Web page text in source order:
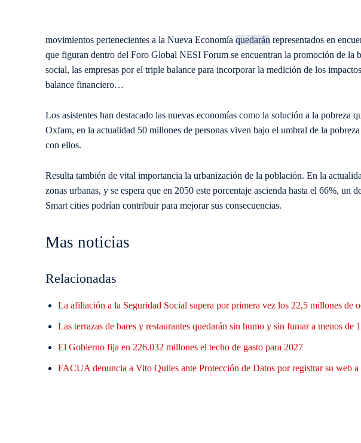
movimientos pertenecientes a la Nueva Economía quedarán representados en
que figuran dentro del Foro Global NESI Forum se encuentran la promoción de la
social, las empresas por el triple balance para incorporar la medición de los
balance financiero…
Los asistentes han destacado las nuevas economías como la solución a la pobreza
Oxfam, en la actualidad 50 millones de personas viven bajo el umbral de la
con ellos.
Resulta también de vital importancia la urbanización de la población. En la
zonas urbanas, y se espera que en 2050 este porcentaje ascienda hasta el 66%, un
Smart cities podrían contribuir para mejorar sus consecuencias.
Mas noticias
Relacionadas
La afiliación a la Seguridad Social supera por primera vez los 22,5 millones de
Las terrazas de bares y restaurantes quedarán sin humo y sin fumar a menos de
El Gobierno fija en 226.032 millones el techo de gasto para 2027
FACUA denuncia a Vito Quiles ante Protección de Datos por registrar su web a